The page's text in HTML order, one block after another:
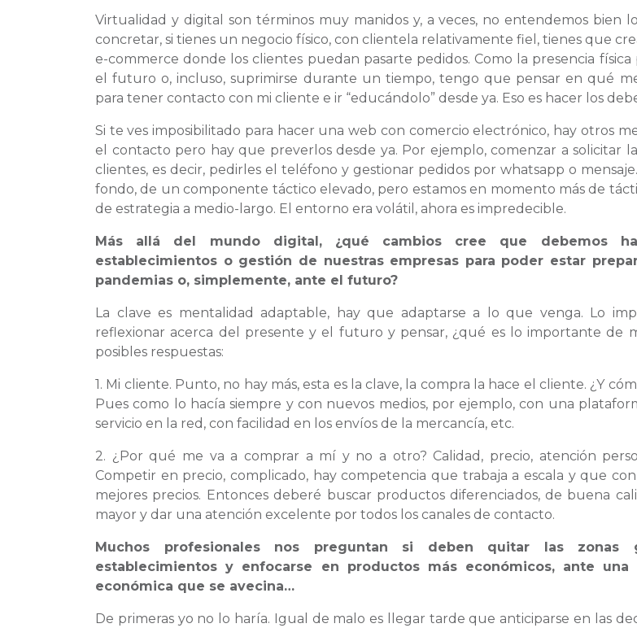
Virtualidad y digital son términos muy manidos y, a veces, no entendemos bien
concretar, si tienes un negocio físico, con clientela relativamente fiel, tienes que
e-commerce donde los clientes puedan pasarte pedidos. Como la presencia
el futuro o, incluso, suprimirse durante un tiempo, tengo que pensar en qué
para tener contacto con mi cliente e ir “educándolo” desde ya. Eso es hacer los
Si te ves imposibilitado para hacer una web con comercio electrónico, hay otros
el contacto pero hay que preverlos desde ya. Por ejemplo, comenzar a solicitar
clientes, es decir, pedirles el teléfono y gestionar pedidos por whatsapp o mensaje.
fondo, de un componente táctico elevado, pero estamos en momento más de
de estrategia a medio-largo. El entorno era volátil, ahora es impredecible.
Más allá del mundo digital, ¿qué cambios cree que debemos
establecimientos o gestión de nuestras empresas para poder estar
pandemias o, simplemente, ante el futuro?
La clave es mentalidad adaptable, hay que adaptarse a lo que venga. Lo
reflexionar acerca del presente y el futuro y pensar, ¿qué es lo importante de
posibles respuestas:
1. Mi cliente. Punto, no hay más, esta es la clave, la compra la hace el cliente. ¿Y
Pues como lo hacía siempre y con nuevos medios, por ejemplo, con una
servicio en la red, con facilidad en los envíos de la mercancía, etc.
2. ¿Por qué me va a comprar a mí y no a otro? Calidad, precio, atención
Competir en precio, complicado, hay competencia que trabaja a escala y que
mejores precios. Entonces deberé buscar productos diferenciados, de buena
mayor y dar una atención excelente por todos los canales de contacto.
Muchos profesionales nos preguntan si deben quitar las zonas
establecimientos y enfocarse en productos más económicos, ante una
económica que se avecina…
De primeras yo no lo haría. Igual de malo es llegar tarde que anticiparse en las